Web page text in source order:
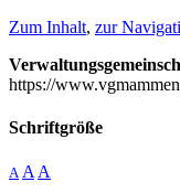
Zum Inhalt, zur
https://
Schriftgröße
A A A